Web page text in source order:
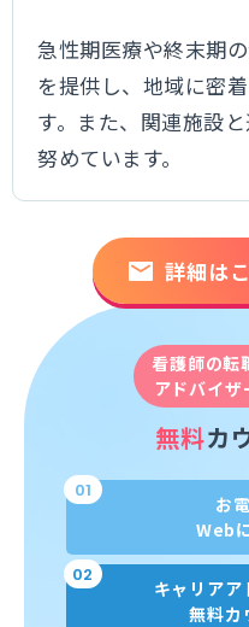
急性期医療や終末期
を提供し、地域に密
す。また、関連施設
努めています。
詳細は
看護師の転
アドバイ
無料カ
01
お
Web
02
キャリアア
無料カ